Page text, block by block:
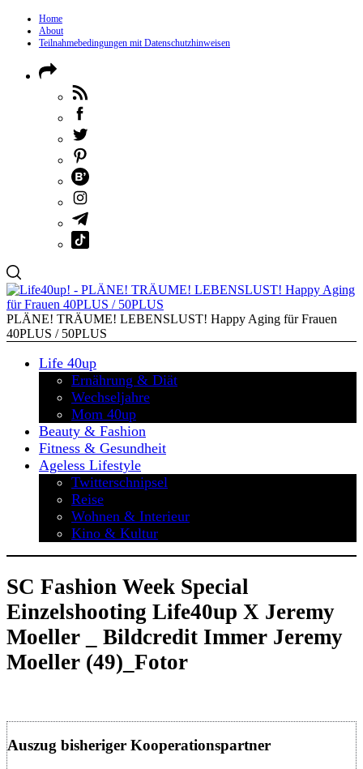
Home
About
Teilnahmebedingungen mit Datenschutzhinweisen
PLÄNE! TRÄUME! LEBENSLUST! Happy Aging für Frauen
40PLUS / 50PLUS
Life 40up
Ernährung & Diät
Wechseljahre
Mom 40up
Beauty & Fashion
Fitness & Gesundheit
Ageless Lifestyle
Twitterschnipsel
Reise
Wohnen & Interieur
Kino & Kultur
SC Fashion Week Special
Einzelshooting Life40up X Jeremy
Moeller _ Bildcredit Immer Jeremy
Moeller (49)_Fotor
Auszug bisheriger Kooperationspartner